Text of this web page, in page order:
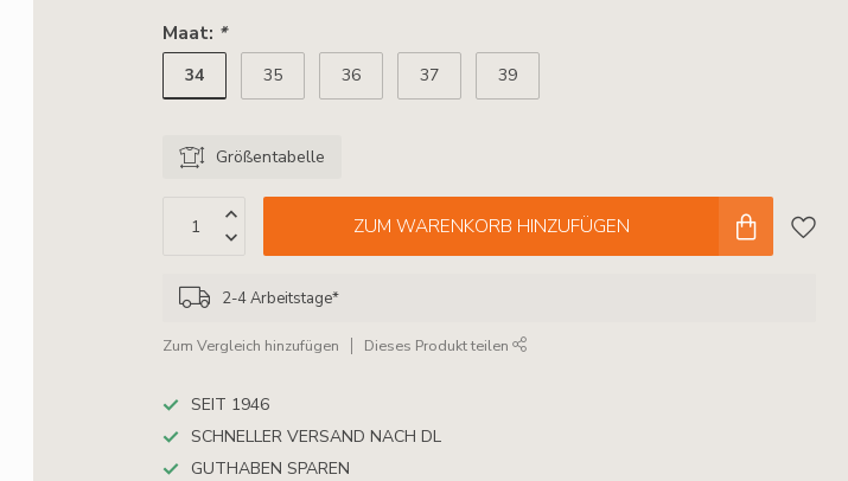
Maat: *
34 35 36 37 39
Größentabelle
ZUM WARENKORB HINZUFÜGEN
2-4 Arbeitstage*
Zum Vergleich hinzufügen Dieses Produkt teilen
SEIT 1946
SCHNELLER VERSAND NACH DL
GUTHABEN SPAREN